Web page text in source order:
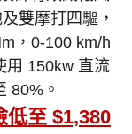
雙摩打四驅，
，0-100 km/h
用 150kw 直流
80%。
至 $1,380